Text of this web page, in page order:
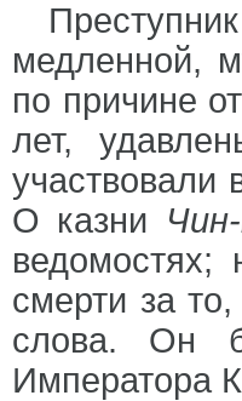
Преступник
медленной,
по причине
лет,
участвовали
О казни
смерти за
слова. Он
Императора